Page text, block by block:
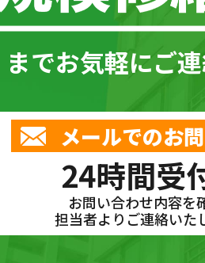
までお気軽にご連
メールでのお
24時間受
お問い合わせ内容を
担当者よりご連絡いた